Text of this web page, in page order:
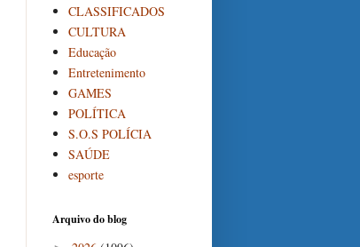
CLASSIFICADOS
CULTURA
Educação
Entretenimento
GAMES
POLÍTICA
S.O.S POLÍCIA
SAÚDE
esporte
Arquivo do blog